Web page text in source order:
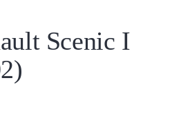
Scenic I